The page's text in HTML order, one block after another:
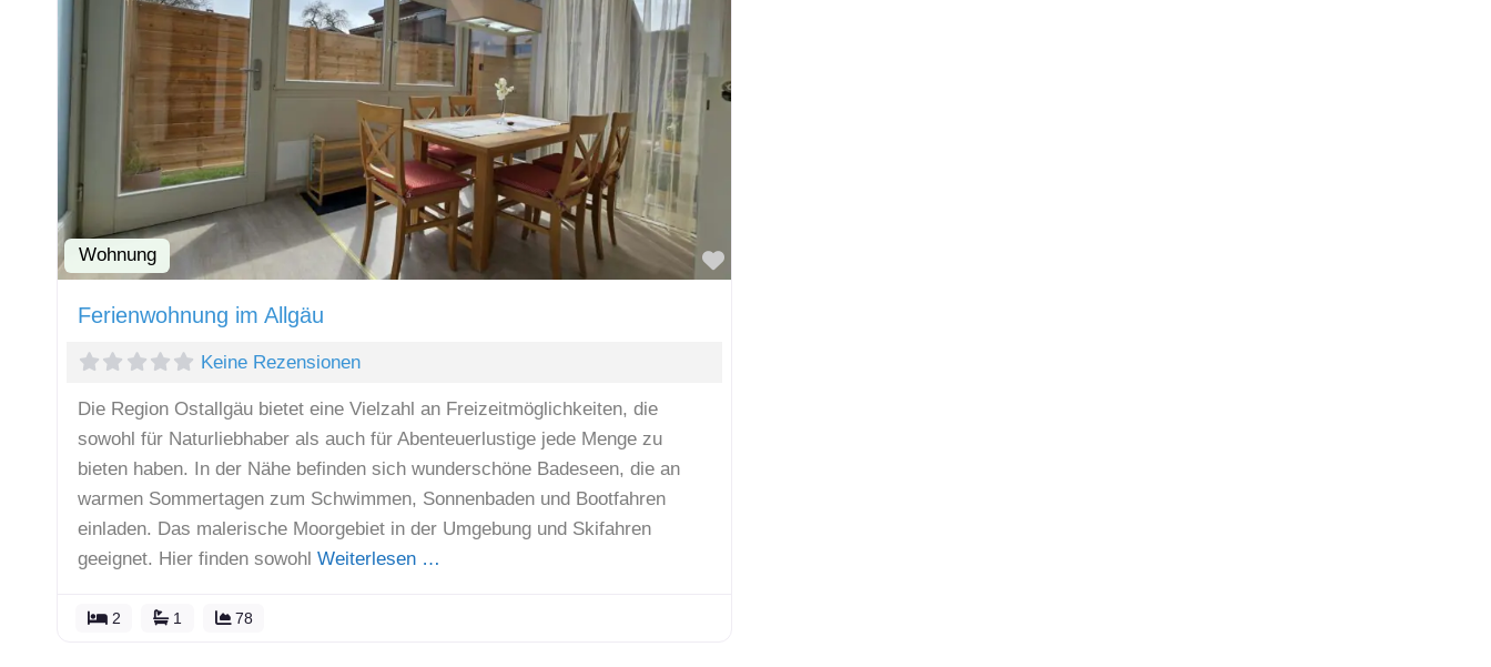
Wohnung Favorit
Ferienwohnung im Allgäu
Keine Rezensionen
Die Region Ostallgäu bietet eine Vielzahl an Freizeitmöglichkeiten, die
sowohl für Naturliebhaber als auch für Abenteuerlustige jede Menge zu
bieten haben. In der Nähe befinden sich wunderschöne Badeseen, die an
warmen Sommertagen zum Schwimmen, Sonnenbaden und Bootfahren
einladen. Das malerische Moorgebiet in der Umgebung und Skifahren
geeignet. Hier finden sowohl Weiterlesen …
2 1 78